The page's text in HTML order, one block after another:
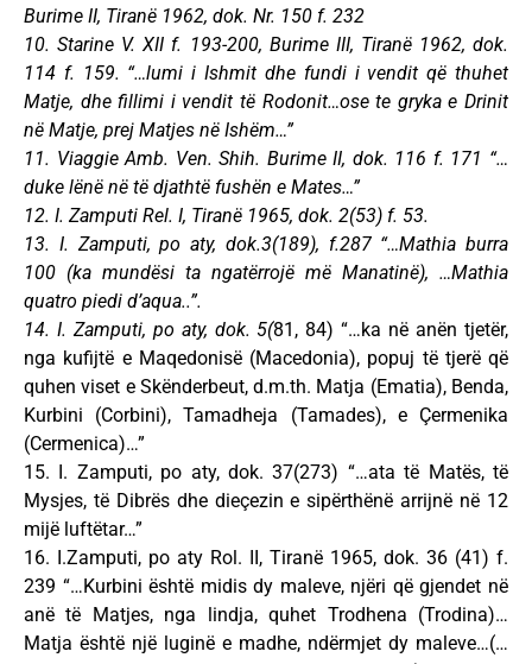
Burime II, Tiranë 1962, dok. Nr. 150 f. 232
10. Starine V. XII f. 193-200, Burime III, Tiranë 1962, dok.
114 f. 159. “…lumi i Ishmit dhe fundi i vendit që thuhet
Matje, dhe fillimi i vendit të Rodonit…ose te gryka e Drinit
në Matje, prej Matjes në Ishëm…”
11. Viaggie Amb. Ven. Shih. Burime II, dok. 116 f. 171 “…
duke lënë në të djathtë fushën e Mates…”
12. I. Zamputi Rel. I, Tiranë 1965, dok. 2(53) f. 53.
13. I. Zamputi, po aty, dok.3(189), f.287 “…Mathia burra
100 (ka mundësi ta ngatërrojë më Manatinë), …Mathia
quatro piedi d’aqua..”.
14. I. Zamputi, po aty, dok. 5(81, 84) “…ka në anën tjetër,
nga kufijtë e Maqedonisë (Macedonia), popuj të tjerë që
quhen viset e Skënderbeut, d.m.th. Matja (Ematia), Benda,
Kurbini (Corbini), Tamadheja (Tamades), e Çermenika
(Cermenica)…”
15. I. Zamputi, po aty, dok. 37(273) “…ata të Matës, të
Mysjes, të Dibrës dhe dieçezin e sipërthënë arrijnë në 12
mijë luftëtar…”
16. I.Zamputi, po aty Rol. II, Tiranë 1965, dok. 36 (41) f.
239 “…Kurbini është midis dy maleve, njëri që gjendet në
anë të Matjes, nga lindja, quhet Trodhena (Trodina)…
Matja është një luginë e madhe, ndërmjet dy maleve…(…